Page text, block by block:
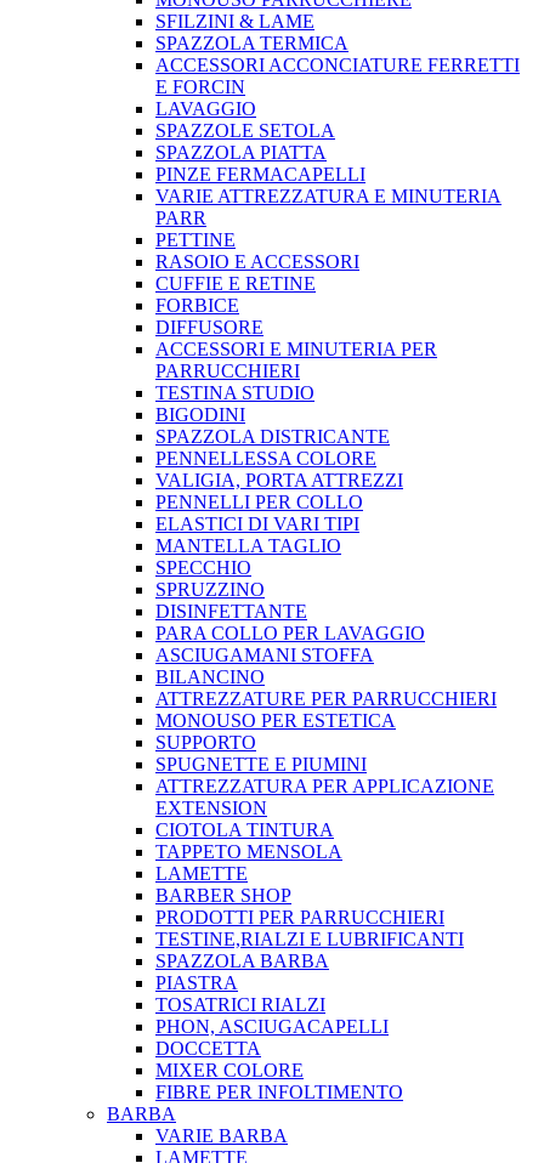
SFILZINI & LAME
SPAZZOLA TERMICA
ACCESSORI ACCONCIATURE FERRETTI
E FORCIN
LAVAGGIO
SPAZZOLE SETOLA
SPAZZOLA PIATTA
PINZE FERMACAPELLI
VARIE ATTREZZATURA E MINUTERIA
PARR
PETTINE
RASOIO E ACCESSORI
CUFFIE E RETINE
FORBICE
DIFFUSORE
ACCESSORI E MINUTERIA PER
PARRUCCHIERI
TESTINA STUDIO
BIGODINI
SPAZZOLA DISTRICANTE
PENNELLESSA COLORE
VALIGIA, PORTA ATTREZZI
PENNELLI PER COLLO
ELASTICI DI VARI TIPI
MANTELLA TAGLIO
SPECCHIO
SPRUZZINO
DISINFETTANTE
PARA COLLO PER LAVAGGIO
ASCIUGAMANI STOFFA
BILANCINO
ATTREZZATURE PER PARRUCCHIERI
MONOUSO PER ESTETICA
SUPPORTO
SPUGNETTE E PIUMINI
ATTREZZATURA PER APPLICAZIONE
EXTENSION
CIOTOLA TINTURA
TAPPETO MENSOLA
LAMETTE
BARBER SHOP
PRODOTTI PER PARRUCCHIERI
TESTINE,RIALZI E LUBRIFICANTI
SPAZZOLA BARBA
PIASTRA
TOSATRICI RIALZI
PHON, ASCIUGACAPELLI
DOCCETTA
MIXER COLORE
FIBRE PER INFOLTIMENTO
BARBA
VARIE BARBA
LAMETTE